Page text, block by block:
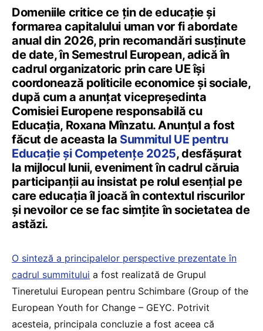
Domeniile critice ce țin de educație și
formarea capitalului uman vor fi abordate
anual din 2026, prin recomandări susținute
de date, în Semestrul European, adică în
cadrul organizatoric prin care UE își
coordonează politicile economice și sociale,
după cum a anunțat vicepreședinta
Comisiei Europene responsabilă cu
Educația, Roxana Mînzatu. Anunțul a fost
făcut de aceasta la Summitul UE pentru
Educație și Competențe 2025, desfășurat
la mijlocul lunii, eveniment în cadrul căruia
participanții au insistat pe rolul esențial pe
care educația îl joacă în contextul riscurilor
și nevoilor ce se fac simțite în societatea de
astăzi.
O sinteză a principalelor perspective prezentate în
cadrul summitului a fost realizată de Grupul
Tineretului European pentru Schimbare (Group of the
European Youth for Change – GEYC. Potrivit
acesteia, principala concluzie a fost aceea că